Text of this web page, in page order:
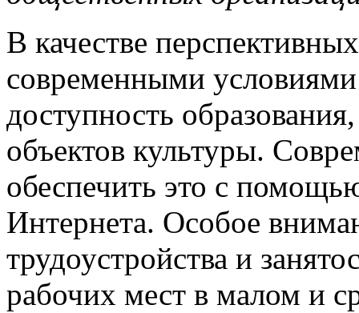
В качестве
современными
доступность
объектов культуры.
обеспечить это с
Интернета. Особое
трудоустройства и
рабочих мест в малом и